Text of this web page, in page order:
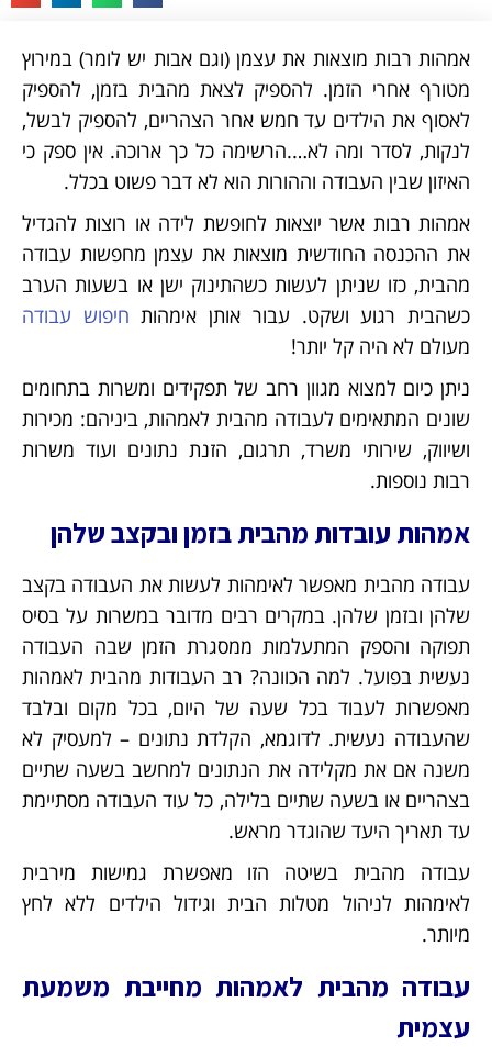
אמהות רבות מוצאות את עצמן (וגם אבות יש לומר) במירוץ
מטורף אחרי הזמן. להספיק לצאת מהבית בזמן, להספיק
לאסוף את הילדים עד חמש אחר הצהריים, להספיק לבשל,
לנקות, לסדר ומה לא….הרשימה כל כך ארוכה. אין ספק כי
האיזון שבין העבודה וההורות הוא לא דבר פשוט בכלל.
אמהות רבות אשר יוצאות לחופשת לידה או רוצות להגדיל
את ההכנסה החודשית מוצאות את עצמן מחפשות עבודה
מהבית, כזו שניתן לעשות כשהתינוק ישן או בשעות הערב
כשהבית רגוע ושקט. עבור אותן אימהות חיפוש עבודה
מעולם לא היה קל יותר!
ניתן כיום למצוא מגוון רחב של תפקידים ומשרות בתחומים
שונים המתאימים לעבודה מהבית לאמהות, ביניהם: מכירות
ושיווק, שירותי משרד, תרגום, הזנת נתונים ועוד משרות
רבות נוספות.
אמהות עובדות מהבית בזמן ובקצב שלהן
עבודה מהבית מאפשר לאימהות לעשות את העבודה בקצב
שלהן ובזמן שלהן. במקרים רבים מדובר במשרות על בסיס
תפוקה והספק המתעלמות ממסגרת הזמן שבה העבודה
נעשית בפועל. למה הכוונה? רב העבודות מהבית לאמהות
מאפשרות לעבוד בכל שעה של היום, בכל מקום ובלבד
שהעבודה נעשית. לדוגמא, הקלדת נתונים – למעסיק לא
משנה אם את מקלידה את הנתונים למחשב בשעה שתיים
בצהריים או בשעה שתיים בלילה, כל עוד העבודה מסתיימת
עד תאריך היעד שהוגדר מראש.
עבודה מהבית בשיטה הזו מאפשרת גמישות מירבית
לאימהות לניהול מטלות הבית וגידול הילדים ללא לחץ
מיותר.
עבודה מהבית לאמהות מחייבת משמעת
עצמית